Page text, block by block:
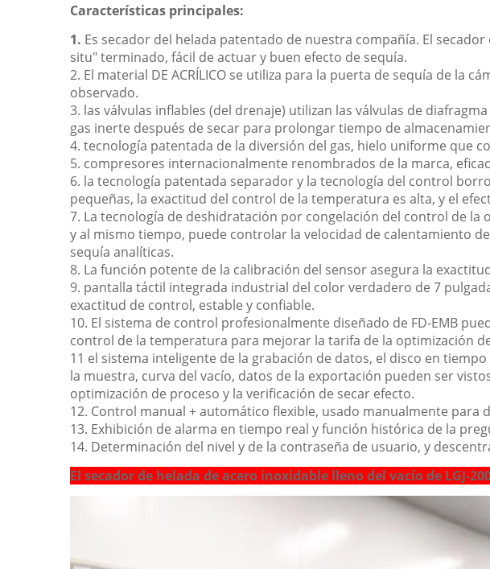
Características principales:
1. Es secador del helada patentado de nuestra compañía. El
situ" terminado, fácil de actuar y buen efecto de sequía.
2. El material DE ACRÍLICO se utiliza para la puerta de sequía de la
observado.
3. las válvulas inflables (del drenaje) utilizan las válvulas de
gas inerte después de secar para prolongar tiempo de
4. tecnología patentada de la diversión del gas, hielo uniforme que
5. compresores internacionalmente renombrados de la marca,
6. la tecnología patentada separador y la tecnología del control
pequeñas, la exactitud del control de la temperatura es alta, y el
7. La tecnología de deshidratación por congelación del control de
y al mismo tiempo, puede controlar la velocidad de calentamiento
sequía analíticas.
8. La función potente de la calibración del sensor asegura la
9. pantalla táctil integrada industrial del color verdadero de 7
exactitud de control, estable y confiable.
10. El sistema de control profesionalmente diseñado de FD-EMB
control de la temperatura para mejorar la tarifa de la optimización
11 el sistema inteligente de la grabación de datos, el disco en
la muestra, curva del vacío, datos de la exportación pueden ser
optimización de proceso y la verificación de secar efecto.
12. Control manual + automático flexible, usado manualmente
13. Exhibición de alarma en tiempo real y función histórica de la
14. Determinación del nivel y de la contraseña de usuario, y
El secador de helada de acero inoxidable lleno del vacío de LGJ-